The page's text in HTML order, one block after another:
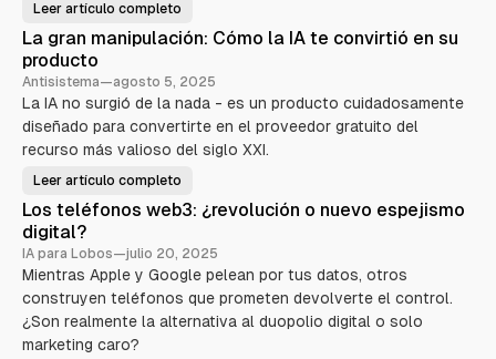
a
t
e
g
o
r
a
I
A
p
a
r
a
e
o
u
e
n
i
ó
q
e
o
c
r
i
b
o
p
a
r
E
E
e
o
N
e
g
r
:
o
e
a
A
r
v
Leer artículo completo
La gran manipulación: Cómo la IA te convirtió en su
producto
Antisistema—agosto 5, 2025
La IA no surgió de la nada - es un producto cuidadosamente
diseñado para convertirte en el proveedor gratuito del
recurso más valioso del siglo XXI.
L
g
n
a
n
p
u
l
Leer artículo completo
Los teléfonos web3: ¿revolución o nuevo espejismo
digital?
IA para Lobos—julio 20, 2025
Mientras Apple y Google pelean por tus datos, otros
construyen teléfonos que prometen devolverte el control.
¿Son realmente la alternativa al duopolio digital o solo
marketing caro?